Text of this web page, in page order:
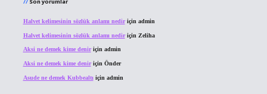
Halvet kelimesinin sözlük anlamı nediriçin admin
Halvet kelimesinin sözlük anlamı nediriçin Zeliha
Aksi ne demek kime deniriçin admin
Aksi ne demek kime deniriçin Önder
Asude ne demek Kubbealtı için admin